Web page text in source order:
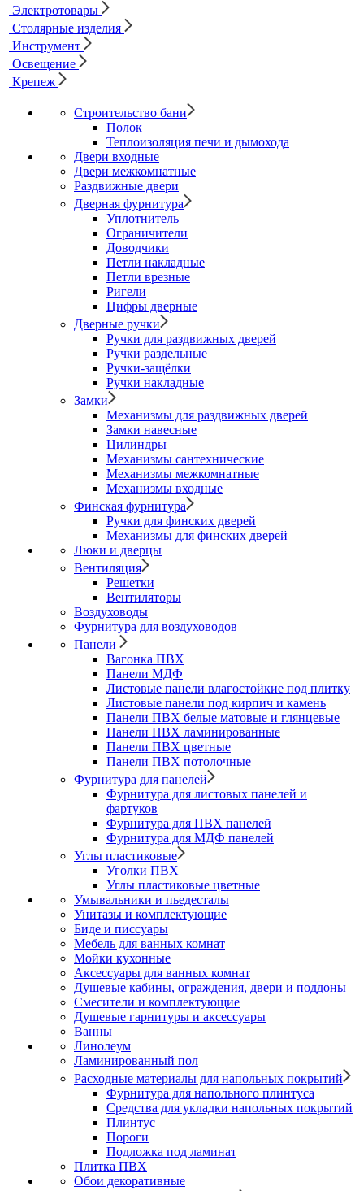
Электротовары
Столярные изделия
Инструмент
Освещение
Крепеж
Строительство бани
Полок
Теплоизоляция печи и дымохода
Двери входные
Двери межкомнатные
Раздвижные двери
Дверная фурнитура
Уплотнитель
Ограничители
Доводчики
Петли накладные
Петли врезные
Ригели
Цифры дверные
Дверные ручки
Ручки для раздвижных дверей
Ручки раздельные
Ручки-защёлки
Ручки накладные
Замки
Механизмы для раздвижных дверей
Замки навесные
Цилиндры
Механизмы сантехнические
Механизмы межкомнатные
Механизмы входные
Финская фурнитура
Ручки для финских дверей
Механизмы для финских дверей
Люки и дверцы
Вентиляция
Решетки
Вентиляторы
Воздуховоды
Фурнитура для воздуховодов
Панели
Вагонка ПВХ
Панели МДФ
Листовые панели влагостойкие под плитку
Листовые панели под кирпич и камень
Панели ПВХ белые матовые и глянцевые
Панели ПВХ ламинированные
Панели ПВХ цветные
Панели ПВХ потолочные
Фурнитура для панелей
Фурнитура для листовых панелей и
фартуков
Фурнитура для ПВХ панелей
Фурнитура для МДФ панелей
Углы пластиковые
Уголки ПВХ
Углы пластиковые цветные
Умывальники и пьедесталы
Унитазы и комплектующие
Биде и писсуары
Мебель для ванных комнат
Мойки кухонные
Аксессуары для ванных комнат
Душевые кабины, ограждения, двери и поддоны
Смесители и комплектующие
Душевые гарнитуры и аксессуары
Ванны
Линолеум
Ламинированный пол
Расходные материалы для напольных покрытий
Фурнитура для напольного плинтуса
Средства для укладки напольных покрытий
Плинтус
Пороги
Подложка под ламинат
Плитка ПВХ
Обои декоративные